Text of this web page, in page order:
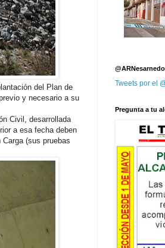
del Plan de
y necesario a su
Civil, desarrollada
a esa fecha deben
(sus pruebas
@ARNesarnedo
Tweets por el
Pregunta a tu